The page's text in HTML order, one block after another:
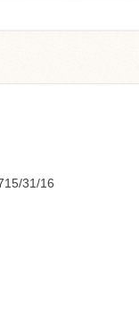
31/16